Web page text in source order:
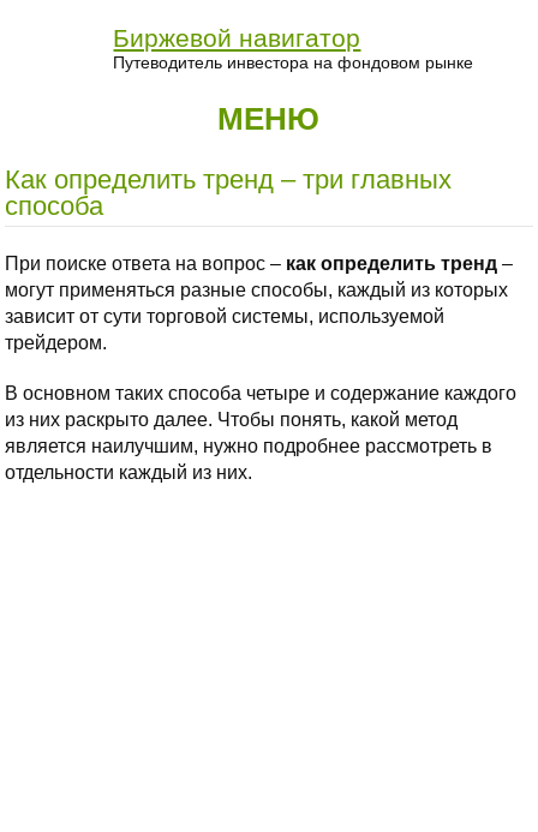
Биржевой навигатор
Путеводитель инвестора на фондовом рынке
МЕНЮ
Как определить тренд – три главных
способа
При поиске ответа на вопрос – как определить тренд –
могут применяться разные способы, каждый из которых
зависит от сути торговой системы, используемой
трейдером.
В основном таких способа четыре и содержание каждого
из них раскрыто далее. Чтобы понять, какой метод
является наилучшим, нужно подробнее рассмотреть в
отдельности каждый из них.